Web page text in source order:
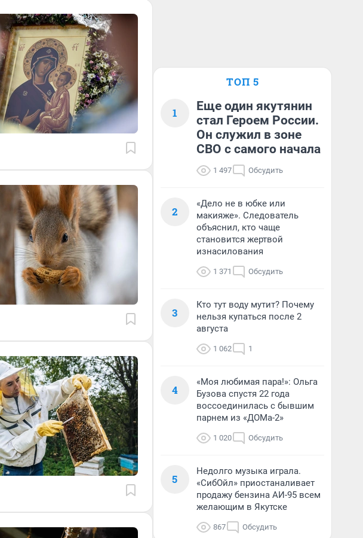
ТОП 5
1
Еще один якутянин
стал Героем России.
Он служил в зоне
СВО с самого начала
1 497 Обсудить
2
«Дело не в юбке или
макияже». Следователь
объяснил, кто чаще
становится жертвой
изнасилования
1 371 Обсудить
3
Кто тут воду мутит? Почему
нельзя купаться после 2
августа
1 062 1
4
«Моя любимая пара!»: Ольга
Бузова спустя 22 года
воссоединилась с бывшим
парнем из «ДОМа-2»
1 020 Обсудить
5
Недолго музыка играла.
«СибОйл» приостаналивает
продажу бензина АИ-95 всем
желающим в Якутске
867 Обсудить